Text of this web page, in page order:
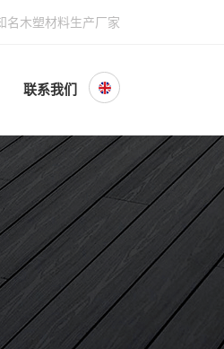
名木塑材料生产厂家
联系我们